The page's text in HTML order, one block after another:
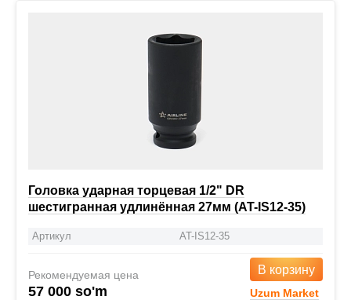
Головка ударная торцевая 1/2" DR
шестигранная удлинённая 27мм (AT-IS12-35)
Артикул AT-IS12-35
Рекомендуемая цена
57 000 so'm
В корзину
Uzum Market